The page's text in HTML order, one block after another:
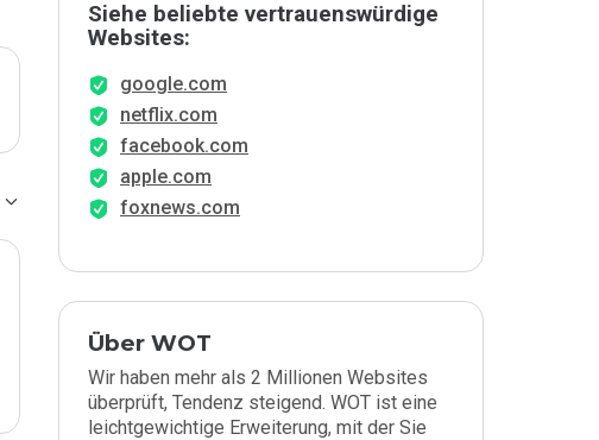
Siehe beliebte vertrauenswürdige
Websites:
google.com
netflix.com
facebook.com
apple.com
foxnews.com
Über WOT
Wir haben mehr als 2 Millionen Websites
überprüft, Tendenz steigend. WOT ist eine
leichtgewichtige Erweiterung, mit der Sie